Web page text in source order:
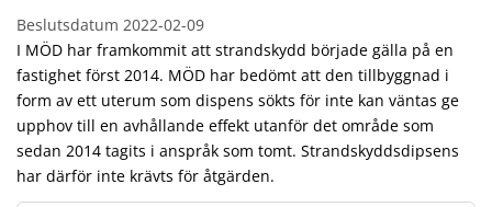
Beslutsdatum 2022-02-09
I MÖD har framkommit att strandskydd började gälla på en
fastighet först 2014. MÖD har bedömt att den tillbyggnad i
form av ett uterum som dispens sökts för inte kan väntas ge
upphov till en avhållande effekt utanför det område som
sedan 2014 tagits i anspråk som tomt. Strandskyddsdipsens
har därför inte krävts för åtgärden.